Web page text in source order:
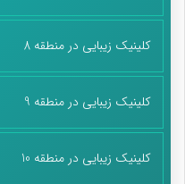
کلینیک زیبایی در منطقه 8
کلینیک زیبایی در منطقه 9
کلینیک زیبایی در منطقه 10